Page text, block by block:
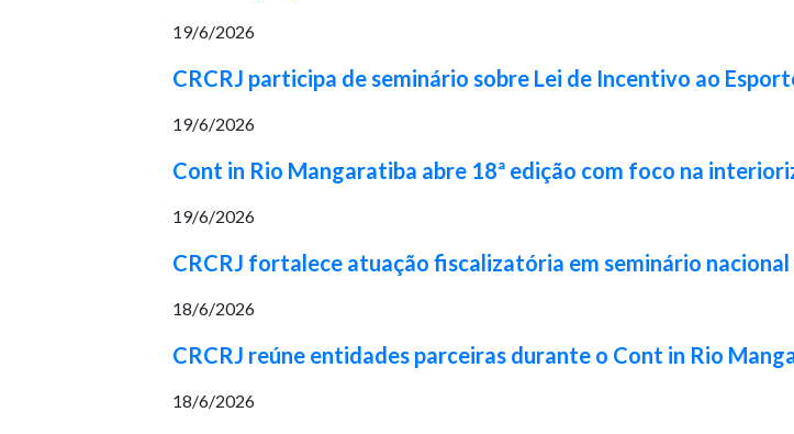
19/6/2026
CRCRJ participa de seminário sobre Lei de Incentivo ao
19/6/2026
Cont in Rio Mangaratiba abre 18ª edição com foco na
19/6/2026
CRCRJ fortalece atuação fiscalizatória em seminário nacional
18/6/2026
CRCRJ reúne entidades parceiras durante o Cont in Rio
18/6/2026